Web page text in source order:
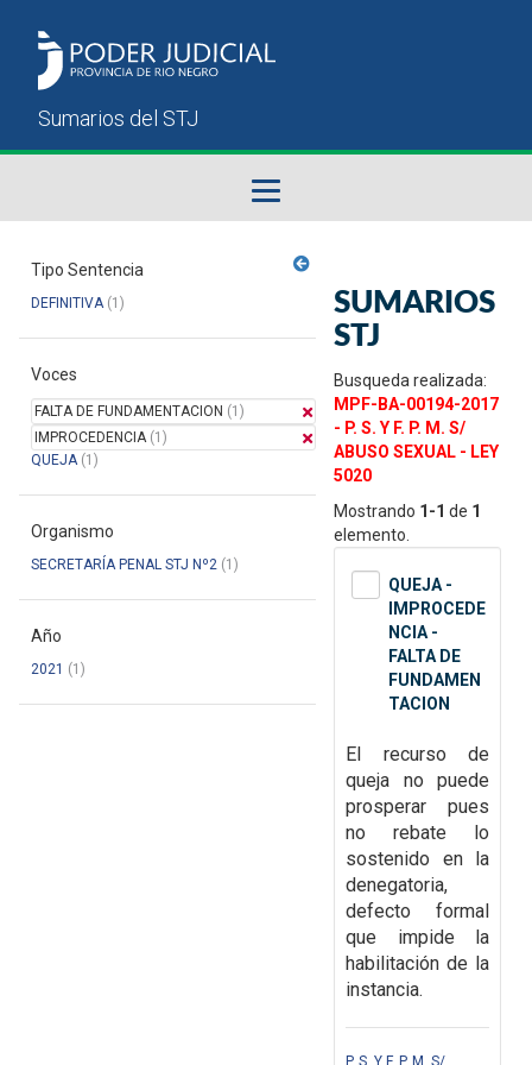
Sumarios del STJ
Manual del Usuario
Tipo Sentencia
DEFINITIVA(1)
Voces
FALTA DE FUNDAMENTACION (1)
IMPROCEDENCIA(1)
QUEJA(1)
Organismo
SECRETARÍA PENAL STJ Nº2 (1)
Año
2021 (1)
SUMARIOS
STJ
Busqueda realizada:
MPF-BA-00194-2017
- P. S. Y F. P. M. S/
ABUSO SEXUAL - LEY
5020
Mostrando 1-1 de 1
elemento.
QUEJA -
IMPROCEDE
NCIA -
FALTA DE
FUNDAMEN
TACION
El recurso de
queja no puede
prosperar pues
no rebate lo
sostenido en la
denegatoria,
defecto formal
que impide la
habilitación de la
instancia.